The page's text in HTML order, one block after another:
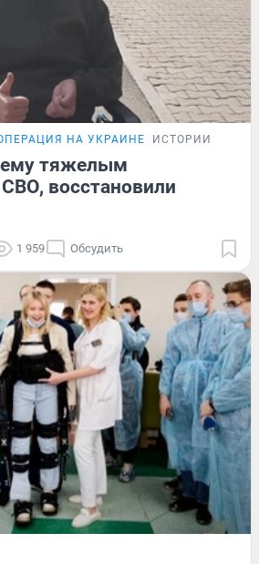
НА УКРАИНЕ ИСТОРИИ
тяжелым
восстановили
1 959 Обсудить